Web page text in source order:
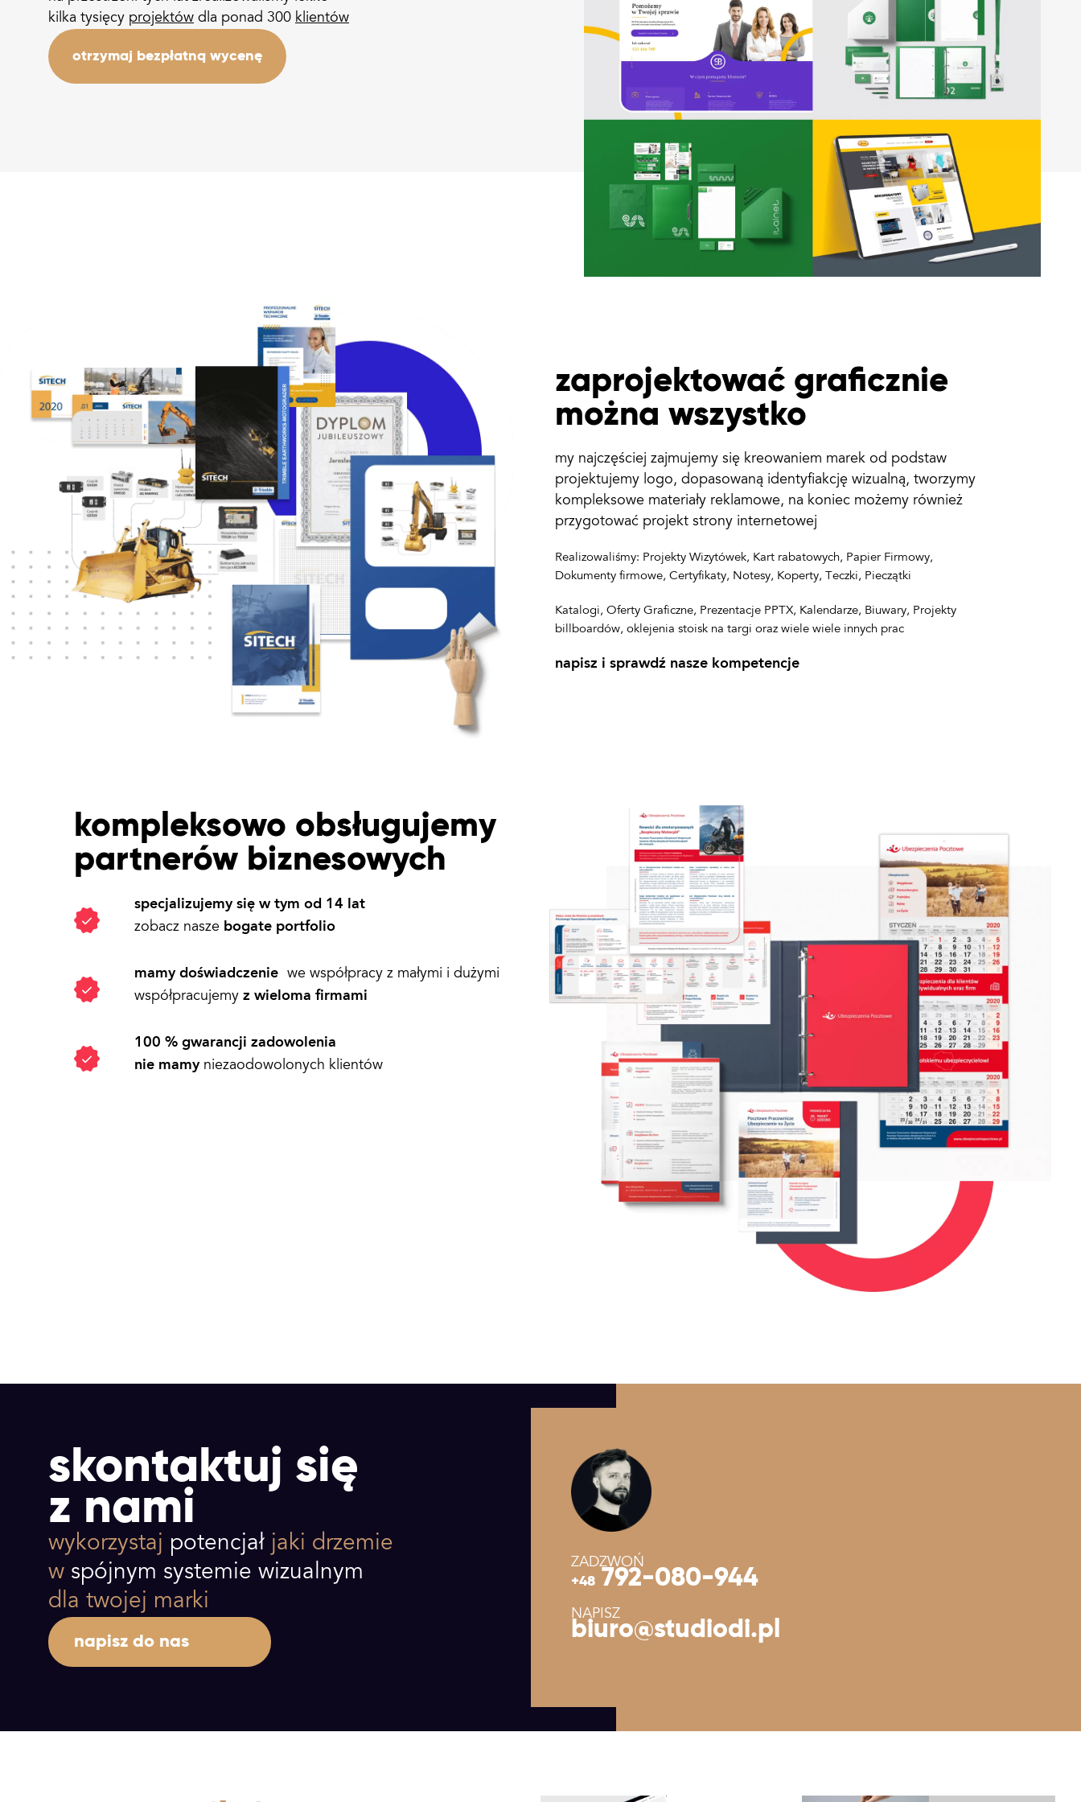
kilka tysięcy projektów dla ponad 300 klientów
otrzymaj bezpłatną wycenę
zaprojektować graficznie
można wszystko
my najczęściej zajmujemy się kreowaniem marek od podstaw
projektujemy logo, dopasowaną identyfiakcję wizualną, tworzymy
kompleksowe materiały reklamowe, na koniec możemy również
przygotować projekt strony internetowej
Realizowaliśmy: Projekty Wizytówek, Kart rabatowych, Papier Firmowy,
Dokumenty firmowe, Certyfikaty, Notesy, Koperty, Teczki, Pieczątki
Katalogi, Oferty Graficzne, Prezentacje PPTX, Kalendarze, Biuwary, Projekty
billboardów, oklejenia stoisk na targi oraz wiele wiele innych prac
napisz i sprawdź nasze kompetencje
kompleksowo obsługujemy
partnerów biznesowych
specjalizujemy się w tym od 14 lat
zobacz nasze bogate portfolio
mamy doświadczenie we współpracy z małymi i dużymi
współpracujemy z wieloma firmami
100 % gwarancji zadowolenia
nie mamy niezaodowolonych klientów
skontaktuj się
z nami
wykorzystaj potencjał jaki drzemie
w spójnym systemie wizualnym
dla twojej marki
napisz do nas
ZADZWOŃ
+48792-080-944
NAPISZ
biuro@studiodi.pl